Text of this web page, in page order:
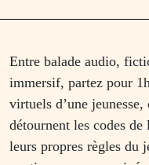
Entre balade audio,
immersif, partez pour
virtuels d’une
détournent les codes
leurs propres règles du